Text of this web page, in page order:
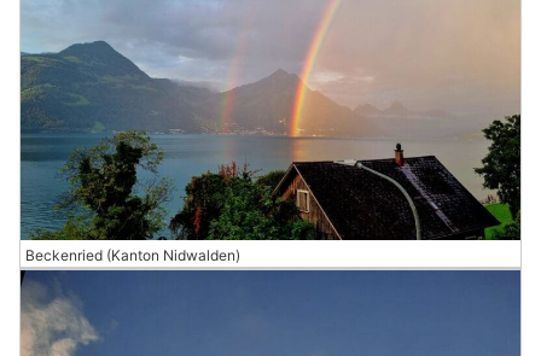
Beckenried (Kanton Nidwalden)